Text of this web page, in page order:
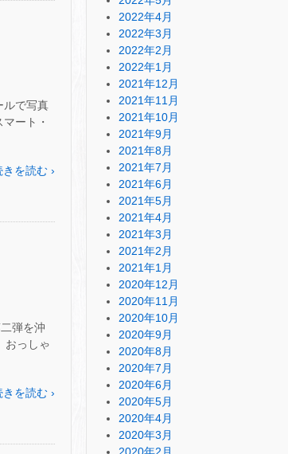
ルで写真
ート・
きを読む ›
弾を沖
おっしゃ
きを読む ›
2022年4月
2022年3月
2022年2月
2022年1月
2021年12月
2021年11月
2021年10月
2021年9月
2021年8月
2021年7月
2021年6月
2021年5月
2021年4月
2021年3月
2021年2月
2021年1月
2020年12月
2020年11月
2020年10月
2020年9月
2020年8月
2020年7月
2020年6月
2020年5月
2020年4月
2020年3月